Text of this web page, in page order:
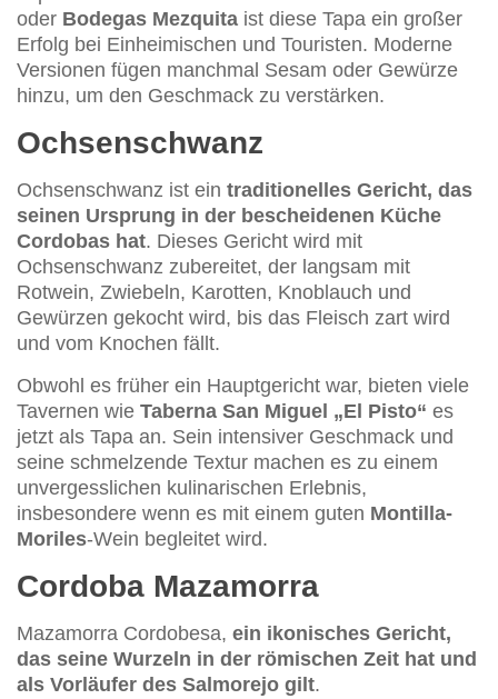
oder Bodegas Mezquita ist diese Tapa ein großer
Erfolg bei Einheimischen und Touristen. Moderne
Versionen fügen manchmal Sesam oder Gewürze
hinzu, um den Geschmack zu verstärken.
Ochsenschwanz
Ochsenschwanz ist ein traditionelles Gericht, das
seinen Ursprung in der bescheidenen Küche
Cordobas hat. Dieses Gericht wird mit
Ochsenschwanz zubereitet, der langsam mit
Rotwein, Zwiebeln, Karotten, Knoblauch und
Gewürzen gekocht wird, bis das Fleisch zart wird
und vom Knochen fällt.
Obwohl es früher ein Hauptgericht war, bieten viele
Tavernen wie Taberna San Miguel „El Pisto“ es
jetzt als Tapa an. Sein intensiver Geschmack und
seine schmelzende Textur machen es zu einem
unvergesslichen kulinarischen Erlebnis,
insbesondere wenn es mit einem guten Montilla-
Moriles-Wein begleitet wird.
Cordoba Mazamorra
Mazamorra Cordobesa, ein ikonisches Gericht,
das seine Wurzeln in der römischen Zeit hat und
als Vorläufer des Salmorejo gilt.